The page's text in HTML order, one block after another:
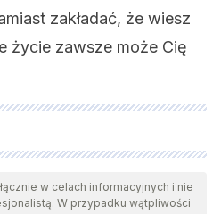
zakładać, że wiesz
życie zawsze może Cię
gruntownie
zespół w celu zapewnienia ich
i ważności. Bibliografia
w celach informacyjnych i nie
W przypadku wątpliwości